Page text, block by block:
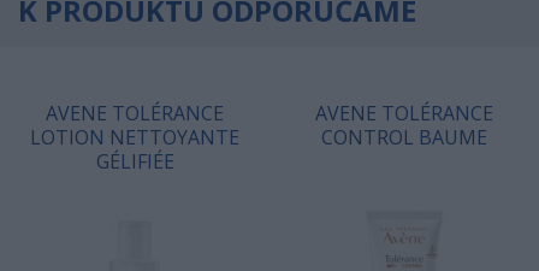
K PRODUKTU ODPORÚČAME
AVENE TOLÉRANCE
LOTION NETTOYANTE
GÉLIFIÉE
AVENE TOLÉRANCE
CONTROL BAUME